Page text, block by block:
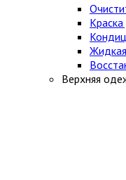
Верхняя